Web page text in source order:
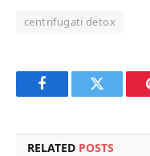
centrifugati detox
FacebookTwitter
RELATED POSTS